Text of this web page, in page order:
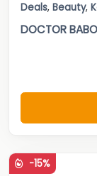
Deals, Beauty,
DOCTOR
-15%